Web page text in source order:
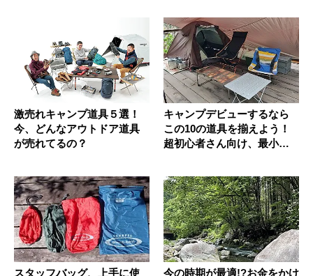
激売れキャンプ道具５選！
今、どんなアウトドア道具
が売れてるの？
キャンプデビューするなら
この10の道具を揃えよう！
超初心者さん向け、最小限
スタッフバッグ、上手に使
今の時期が最適!?お金をかけ